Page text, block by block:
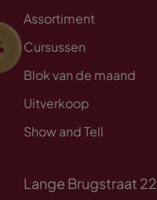
Assortiment
Cursussen
Blok van de maand
Uitverkoop
Show and Tell
Lange Brugstraat 22